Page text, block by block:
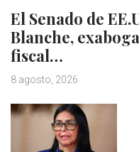
El Senado de
Blanche,
fiscal…
8 agosto, 2026